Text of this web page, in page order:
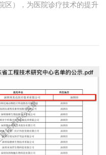
区），为医院诊疗技术的提升